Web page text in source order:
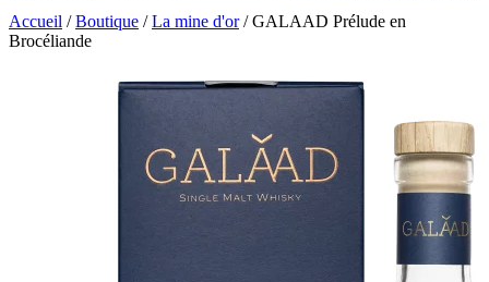
Accueil /Boutique /La mine d'or/GALAAD Prélude en
Brocéliande